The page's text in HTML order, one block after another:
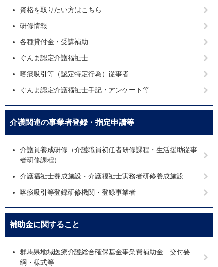
資格を取りたい方はこちら
研修情報
各種貸付金・受講補助
ぐんま認定介護福祉士
喀痰吸引等（認定特定行為）従事者
ぐんま認定介護福祉士手記・アンケート等
介護関連の事業者登録・指定申請等
介護員養成研修（介護職員初任者研修課程・生活援助従事
者研修課程）
介護福祉士養成施設・介護福祉士実務者研修養成施設
喀痰吸引等登録研修機関・登録事業者
補助金に関すること
群馬県地域医療介護総合確保基金事業費補助金 交付要
綱・様式等